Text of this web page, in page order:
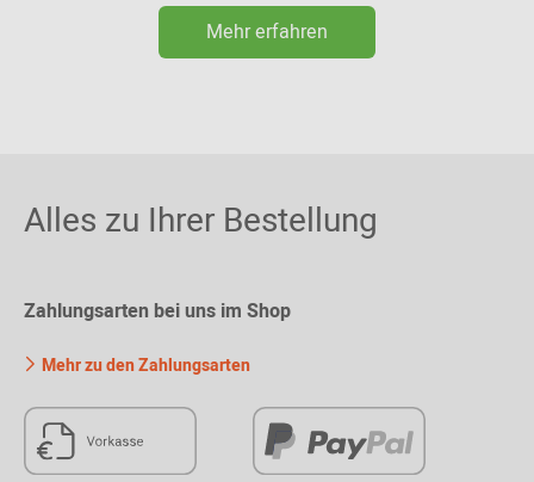
Mehr erfahren
Alles zu Ihrer Bestellung
Zahlungsarten bei uns im Shop
Mehr zu den Zahlungsarten